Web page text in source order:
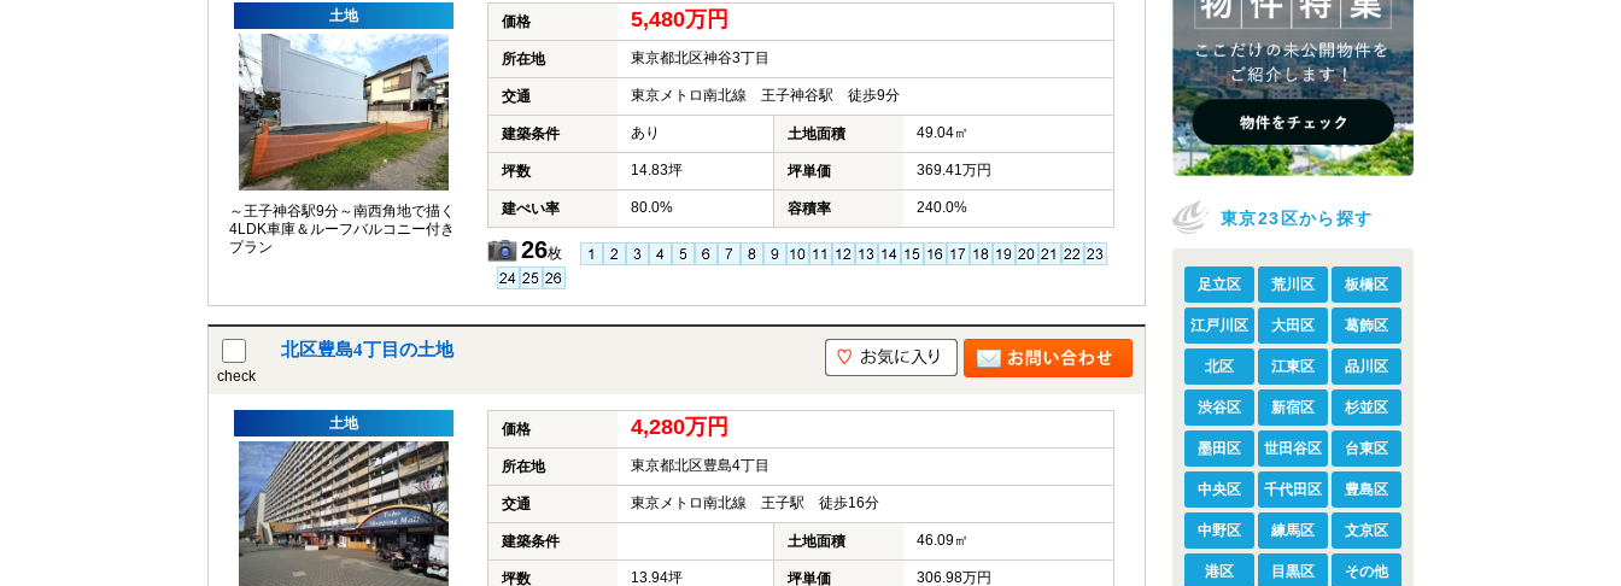
土地
～王子神谷駅9分～南西角地で描く
4LDK車庫＆ルーフバルコニー付き
プラン
価格 5,480万円
所在地 東京都北区神谷3丁目
交通 東京メトロ南北線 王子神谷駅 徒歩9分
建築条件 あり 土地面積 49.04㎡
坪数 14.83坪 坪単価 369.41万円
建ぺい率 80.0% 容積率 240.0%
26枚
check
北区豊島4丁目の土地
土地 価格 4,280万円
所在地 東京都北区豊島4丁目
交通 東京メトロ南北線 王子駅 徒歩16分
建築条件 土地面積 46.09㎡
坪数 13.94坪 坪単価 306.98万円
東京23区から探す
足立区 荒川区 板橋区
江戸川区 大田区 葛飾区
北区 江東区 品川区
渋谷区 新宿区 杉並区
墨田区 世田谷区 台東区
中央区 千代田区 豊島区
中野区 練馬区 文京区
港区 目黒区 その他